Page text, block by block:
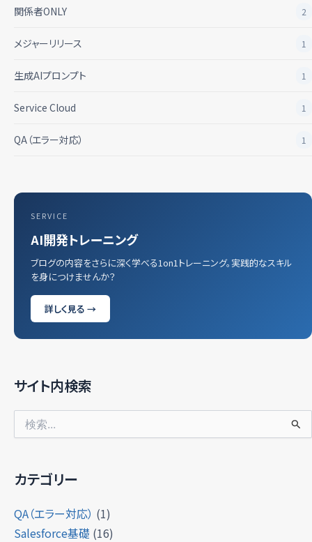
関係者ONLY 2
メジャーリリース 1
生成AIプロンプト 1
Service Cloud 1
QA（エラー対応） 1
SERVICE
AI開発トレーニング
ブログの内容をさらに深く学べる1on1トレーニング。実践的なスキル
を身につけませんか？
詳しく見る →
サイト内検索
カテゴリー
QA（エラー対応） (1)
Salesforce基礎 (16)